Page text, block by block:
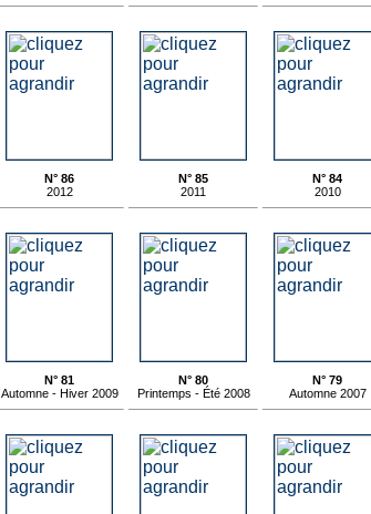
N° 86
2012
N° 85
2011
N° 84
2010
N° 81
Automne - Hiver 2009
N° 80
Printemps - Été 2008
N° 79
Automne 2007